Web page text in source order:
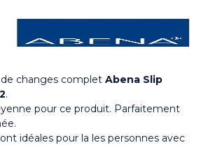
changes complet Abena Slip
.
pour ce produit. Parfaitement
idéales pour la les personnes avec